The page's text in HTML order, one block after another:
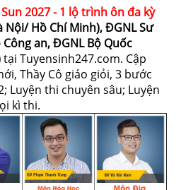
2027 - 1 lộ trình ôn đa kỳ
Nội/ Hồ Chí Minh), ĐGNL Sư
an, ĐGNL Bộ Quốc
tại Tuyensinh247.com. Cập
Thầy Cô giáo giỏi, 3 bước
Luyện thi chuyên sâu; Luyện
kì thi.